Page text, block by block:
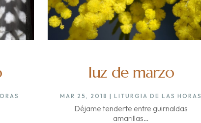
luz de marzo
MAR 25, 2018 |LITURGIA DE LAS HORAS
Déjame tenderte entre guirnaldas
amarillas…